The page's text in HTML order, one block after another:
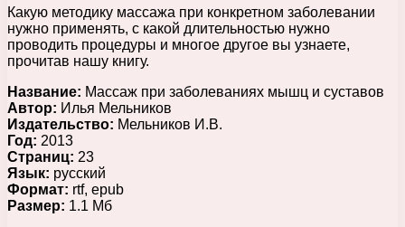
Какую методику массажа при конкретном заболевании
нужно применять, с какой длительностью нужно
проводить процедуры и многое другое вы узнаете,
прочитав нашу книгу.
Название: Массаж при заболеваниях мышц и суставов
Автор: Илья Мельников
Издательство: Мельников И.В.
Год: 2013
Страниц: 23
Язык: русский
Формат: rtf, epub
Размер: 1.1 Мб